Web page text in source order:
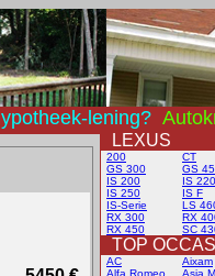
lening?
LEXUS
200
CT
GS 300
GS
IS 200
IS 220
IS 250
IS F
IS-Serie
LS
RX 300
RX
RX 450
SC
TOP
AC
Aixam
Alfa Romeo
Asia